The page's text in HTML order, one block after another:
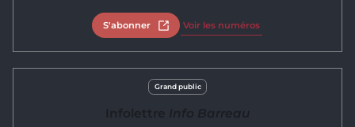
S'abonner Ouvrir dans un nouvel onglet
Voir les numéros
Grand public